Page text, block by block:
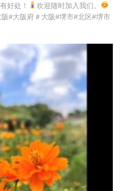
好处！
欢迎随时加入我们。
#大阪府＃大阪#堺市#北区#堺市